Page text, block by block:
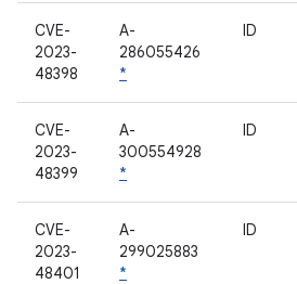
CVE-
2023-
48398
A-
286055426
*
ID
CVE-
2023-
48399
A-
300554928
*
ID
CVE-
2023-
48401
A-
299025883
*
ID